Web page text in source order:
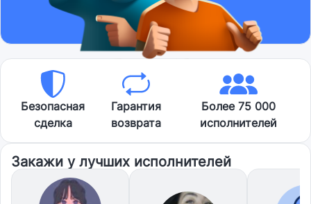
Безопасная
сделка
Гарантия
возврата
Более 75 000
исполнителей
Закажи у лучших исполнителей